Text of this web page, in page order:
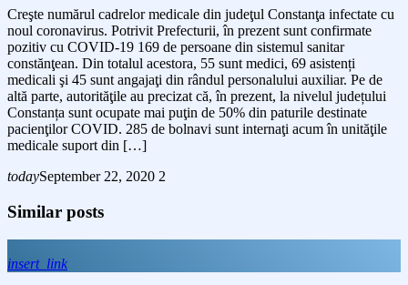
Creşte numărul cadrelor medicale din judeţul Constanţa infectate cu
noul coronavirus. Potrivit Prefecturii, în prezent sunt confirmate
pozitiv cu COVID-19 169 de persoane din sistemul sanitar
constănţean. Din totalul acestora, 55 sunt medici, 69 asistenți
medicali şi 45 sunt angajaţi din rândul personalului auxiliar. Pe de
altă parte, autorităţile au precizat că, în prezent, la nivelul județului
Constanța sunt ocupate mai puţin de 50% din paturile destinate
pacienţilor COVID. 285 de bolnavi sunt internaţi acum în unităţile
medicale suport din […]
todaySeptember 22, 2020 2
Similar posts
insert_link